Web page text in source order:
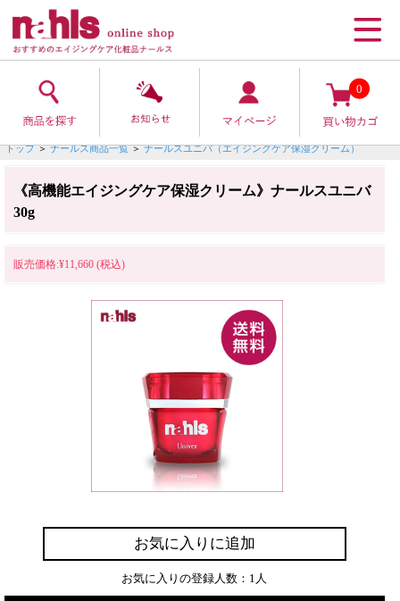
0
トップ ＞ ナールス商品一覧 ＞ ナールスユニバ（エイジングケア保湿クリーム）
《高機能エイジングケア保湿クリーム》ナールスユニバ
30g
販売価格:¥11,660 (税込)
お気に入りに追加
お気に入りの登録人数：1人